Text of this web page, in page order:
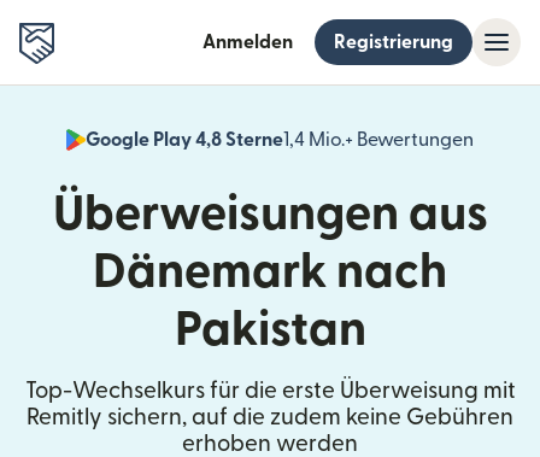
Anmelden Registrierung
Google Play 4,8 Sterne1,4 Mio.+ Bewertungen
Überweisungen aus
Dänemark nach
Pakistan
Top-Wechselkurs für die erste Überweisung mit
Remitly sichern, auf die zudem keine Gebühren
erhoben werden